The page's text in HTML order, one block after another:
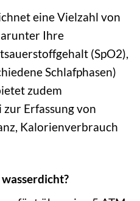
eine Vielzahl von
Ihre
(SpO2),
Schlafphasen)
zudem
Erfassung von
Kalorienverbrauch